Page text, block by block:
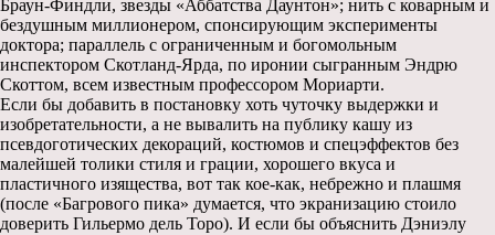
Браун-Финдли, звезды «Аббатства Даунтон»; нить с коварным и
бездушным миллионером, спонсирующим эксперименты
доктора; параллель с ограниченным и богомольным
инспектором Скотланд-Ярда, по иронии сыгранным Эндрю
Скоттом, всем известным профессором Мориарти.
Если бы добавить в постановку хоть чуточку выдержки и
изобретательности, а не вывалить на публику кашу из
псевдоготических декораций, костюмов и спецэффектов без
малейшей толики стиля и грации, хорошего вкуса и
пластичного изящества, вот так кое-как, небрежно и плашмя
(после «Багрового пика» думается, что экранизацию стоило
доверить Гильермо дель Торо). И если бы объяснить Дэниэлу